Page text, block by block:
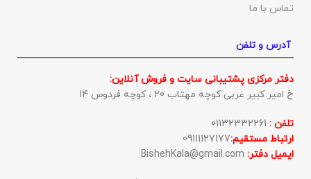
تماس با ما
آدرس و تلفن
دفتر مرکزی پشتیبانی سایت و فروش آنلاین:
خ امیر کبیر غربی کوچه مهتاب 20 ، کوچه فردوس 14
تلفن :
ارتباط مستقیم:09111127177
ایمیل دفتر: